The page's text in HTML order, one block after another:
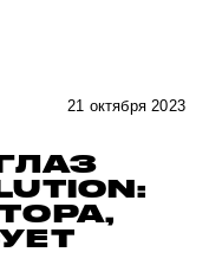
21 октября 2023